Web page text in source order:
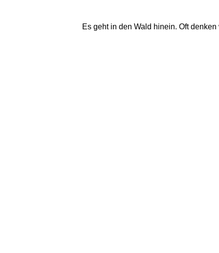
Es geht in den Wald hinein. Oft